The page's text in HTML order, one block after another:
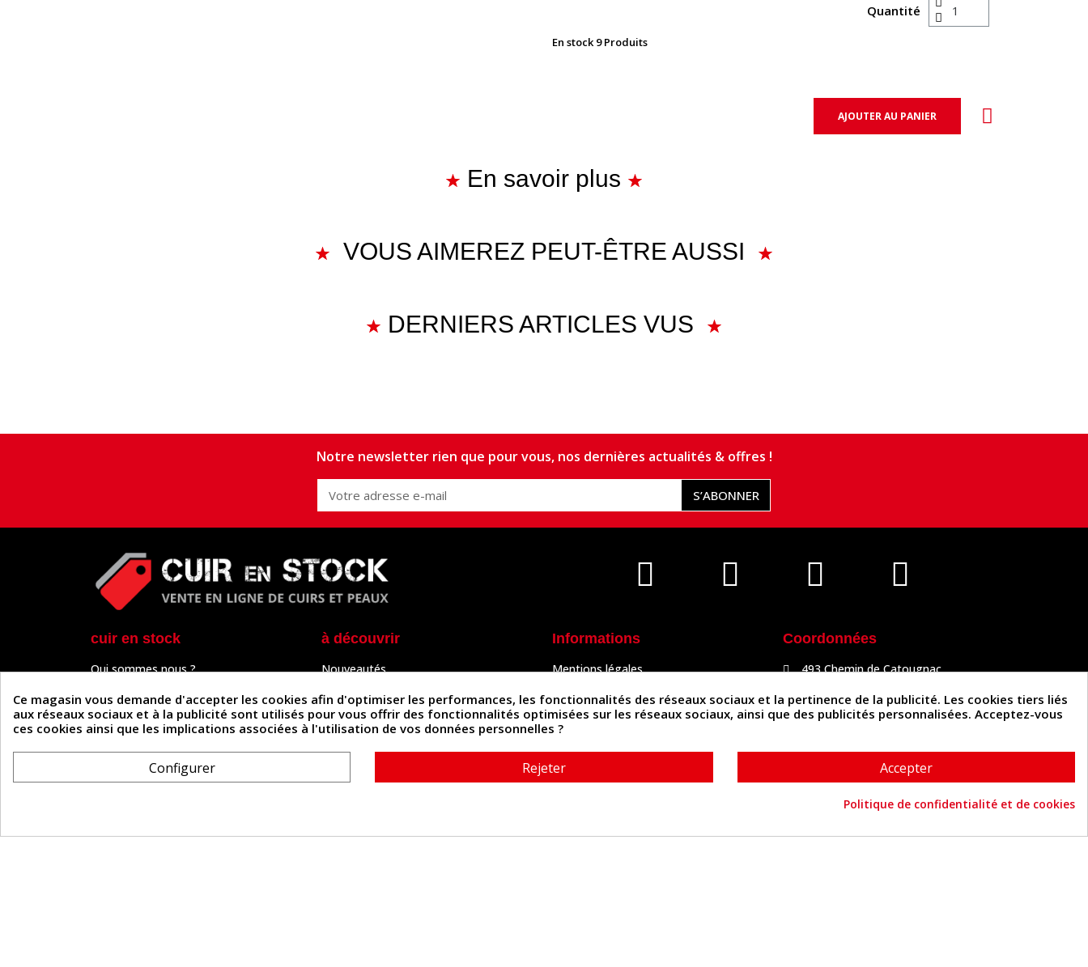
Quantité
En stock 9 Produits
AJOUTER AU PANIER
En savoir plus
VOUS AIMEREZ PEUT-ÊTRE AUSSI
DERNIERS ARTICLES VUS
Notre newsletter rien que pour vous, nos dernières actualités & offres !
S’ABONNER
cuir en stock
Qui sommes nous ?
Paiement sécurisé
Un problème de connexion ?
Frais de livraison
Formulaire de rétractation
à découvrir
Nouveautés
Outils & Accessoires
Tutos
Actualités
Informations
Mentions légales
Politique de confidentialité
Politique des cookies
Contactez-nous
Coordonnées
493 Chemin de Catougnac
05 63 34 51 88
contact@cuirenstock.com
Ce magasin vous demande d'accepter les cookies afin d'optimiser les performances, les fonctionnalités des réseaux sociaux et la pertinence de la publicité. Les cookies tiers liés
aux réseaux sociaux et à la publicité sont utilisés pour vous offrir des fonctionnalités optimisées sur les réseaux sociaux, ainsi que des publicités personnalisées. Acceptez-vous
ces cookies ainsi que les implications associées à l'utilisation de vos données personnelles ?
Configurer Rejeter Accepter
Politique de confidentialité et de cookies